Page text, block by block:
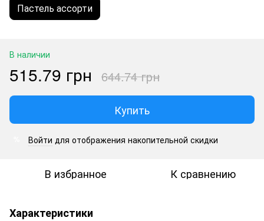
Пастель ассорти
В наличии
515.79 грн 644.74 грн
Купить
Войти для отображения накопительной скидки
В избранное К сравнению
Характеристики